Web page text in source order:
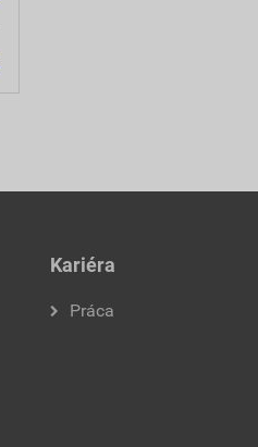
Kariéra
Práca